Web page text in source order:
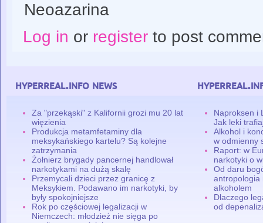
Neoazarina
Log in or registerto post
hyperreal.info news
Za "przekąski" z Kalifornii grozi mu 20 lat
więzienia
Produkcja metamfetaminy dla
meksykańskiego kartelu? Są kolejne
zatrzymania
Żołnierz brygady pancernej handlował
narkotykami na dużą skalę
Przemycali dzieci przez granicę z
Meksykiem. Podawano im narkotyki, by
były spokojniejsze
Rok po częściowej legalizacji w
Niemczech: młodzież nie sięga po
Naproksen i
Jak leki
Alkohol i
w odmienny
Raport: w
narkotyki o
Od daru
antropologia
alkoholem
Dlaczego
od